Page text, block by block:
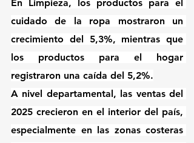
En Limpieza, los productos para el
cuidado de la ropa mostraron un
crecimiento del 5,3%, mientras que
los productos para el hogar
registraron una caída del 5,2%.
A nivel departamental, las ventas del
2025 crecieron en el interior del país,
especialmente en las zonas costeras